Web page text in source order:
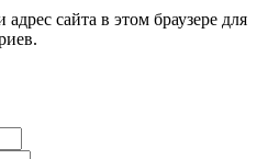
сайта в этом браузере для